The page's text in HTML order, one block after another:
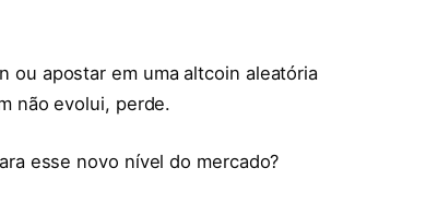
ou apostar em uma altcoin aleatória
não evolui, perde.
esse novo nível do mercado?